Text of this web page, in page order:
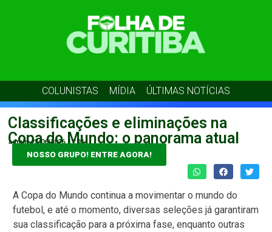
COLUNISTAS MÍDIA ÚLTIMAS NOTÍCIAS
Classificações e eliminações na
Copa do Mundo: o panorama atual
admin 23/06/2026 11:03
NOSSO GRUPO! ENTRE AGORA!
A Copa do Mundo continua a movimentar o mundo do
futebol, e até o momento, diversas seleções já garantiram
sua classificação para a próxima fase, enquanto outras